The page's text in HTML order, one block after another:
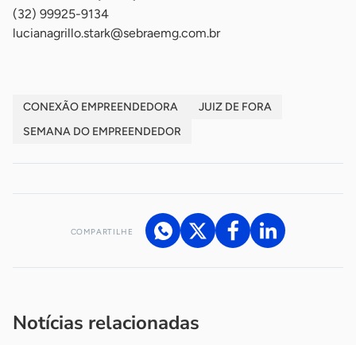
(32) 99925-9134
lucianagrillo.stark@sebraemg.com.br
CONEXÃO EMPREENDEDORA
JUIZ DE FORA
SEMANA DO EMPREENDEDOR
COMPARTILHE
Notícias relacionadas